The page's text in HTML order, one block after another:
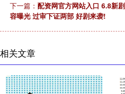
下一篇： 配资网官方网站入口 6.8新
容曝光 过审下证两部 好剧来袭!
相关文章